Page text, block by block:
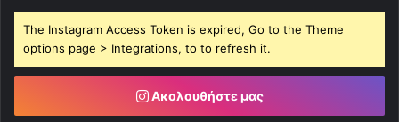
The Instagram Access Token is expired, Go to the Theme
options page > Integrations, to to refresh it.
Ακολουθήστε μας